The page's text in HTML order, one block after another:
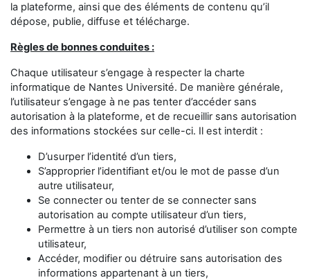
la plateforme, ainsi que des éléments de contenu qu’il
dépose, publie, diffuse et télécharge.
Règles de bonnes conduites :
Chaque utilisateur s’engage à respecter la charte
informatique de Nantes Université. De manière générale,
l’utilisateur s’engage à ne pas tenter d’accéder sans
autorisation à la plateforme, et de recueillir sans autorisation
des informations stockées sur celle-ci. Il est interdit :
D’usurper l’identité d’un tiers,
S’approprier l’identifiant et/ou le mot de passe d’un
autre utilisateur,
Se connecter ou tenter de se connecter sans
autorisation au compte utilisateur d’un tiers,
Permettre à un tiers non autorisé d’utiliser son compte
utilisateur,
Accéder, modifier ou détruire sans autorisation des
informations appartenant à un tiers,